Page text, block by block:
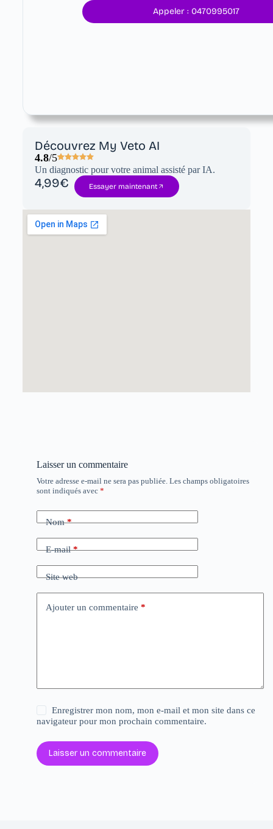
Appeler : 0470995017
Découvrez My Veto AI
4.8/5
Un diagnostic pour votre animal assisté par IA.
4,99€ Essayer maintenant
Laisser un commentaire
Votre adresse e-mail ne sera pas publiée. Les champs obligatoires
sont indiqués avec *
Nom*
E-mail*
Site web
Ajouter un commentaire *
Enregistrer mon nom, mon e-mail et mon site dans ce
navigateur pour mon prochain commentaire.
Laisser un commentaire